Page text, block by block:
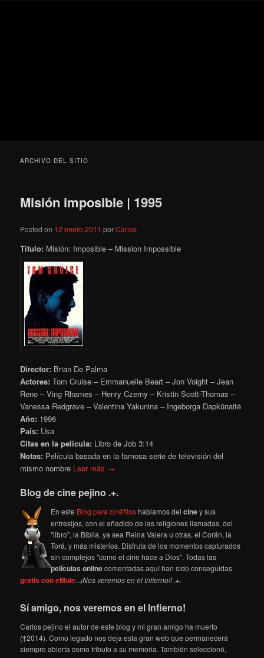
ARCHIVO DEL SITIO
Misión imposible | 1995
Posted on 12 enero 2011 porCarlos
Título: Misión: Imposible – Mission Impossible
Director: Brian De Palma
Actores: Tom Cruise – Emmanuelle Beart – Jon Voight – Jean
Reno – Ving Rhames – Henry Czerny – Kristin Scott-Thomas –
Vanessa Redgrave – Valentina Yakunina – Ingeborga Dapkūnaitė
Año: 1996
País: Usa
Citas en la película: Libro de Job 3:14
Notas: Película basada en la famosa serie de televisión del
mismo nombre Leer más →
Blog de cine pejino .+.
En este Blog para cinéfiloshablamos delciney sus
entresijos, con el añadido de las religiones llamadas, del
"libro", la Biblia, ya sea Reina Valera u otras, el Corán, la
Torá, y más misterios. Disfruta de los momentos capturados
sin complejos "como el cine hace a Dios". Todas las
películas onlinecomentadas aquí han sido conseguidas
gratis con eMule...¡Nos veremos en el Infierno!! .+.
Sí amigo, nos veremos en el Infierno!
Carlos pejino el autor de este blog y mi gran amigo ha muerto
(†2014). Como legado nos deja esta gran web que permanecerá
siempre abierta como tributo a su memoria. También seleccionó,